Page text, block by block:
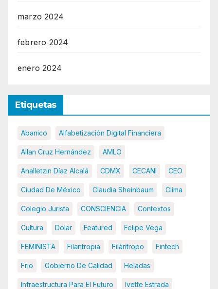
marzo 2024
febrero 2024
enero 2024
Etiquetas
Abanico Alfabetización Digital Financiera
Allan Cruz Hernández AMLO
Analletzin Díaz Alcalá CDMX CECANI CEO
Ciudad De México Claudia Sheinbaum Clima
Colegio Jurista CONSCIENCIA Contextos
Cultura Dolar Featured Felipe Vega
FEMINISTA Filantropia Filántropo Fintech
Frio Gobierno De Calidad Heladas
Infraestructura Para El Futuro Ivette Estrada